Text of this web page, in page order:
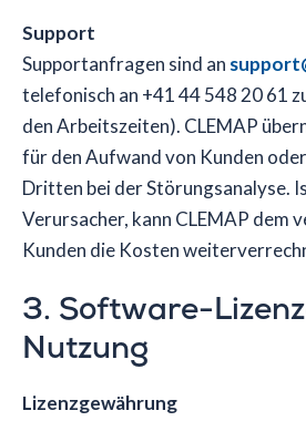
Support
Supportanfragen sind an
telefonisch an +41 44 548 20 61
den Arbeitszeiten). CLEMAP
für den Aufwand von Kunden
Dritten bei der Störungsanalyse.
Verursacher, kann CLEMAP dem
Kunden die Kosten
3. Software-
Nutzung
Lizenzgewährung